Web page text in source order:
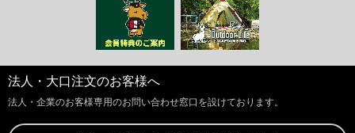
法人・大口注文のお客様へ
法人・企業のお客様専用のお問い合わせ窓口を設けております。